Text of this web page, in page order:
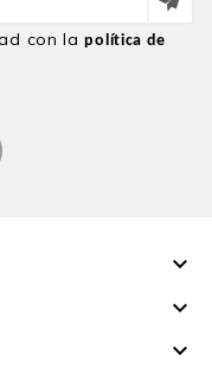
con lapolítica de


